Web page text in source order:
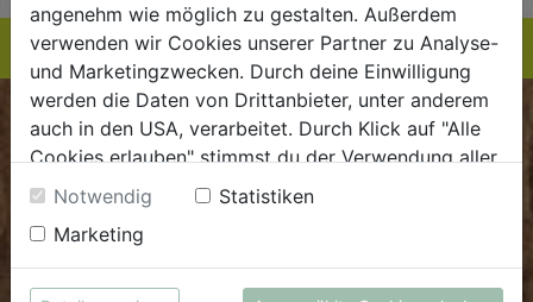
BIOKISTE
Kundenservice
Mo - Do: 8.00 - 16.00 Uhr
Fr: 8.00 - 15.00 Uhr
angenehm wie möglich zu gestalten. Außerdem
verwenden wir Cookies unserer Partner zu Analyse-
und Marketingzwecken. Durch deine Einwilligung
werden die Daten von Drittanbieter, unter anderem
auch in den USA, verarbeitet. Durch Klick auf "Alle
Cookies erlauben" stimmst du der Verwendung aller
Cookies zu. Unter "Details anzeigen" findest du alle
Infos zu den unterschiedlichen Cookies, du kannst
auch entscheiden, welche Cookies du erlauben
möchtest.
Notwendig
Statistiken
Marketing